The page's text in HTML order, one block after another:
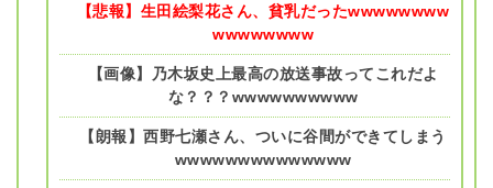
【悲報】生田絵梨花さん、貧乳だったwwwwwwww
wwwwwwww
【画像】乃木坂史上最高の放送事故ってこれだよ
な？？？wwwwwwwwww
【朗報】西野七瀬さん、ついに谷間ができてしまう
wwwwwwwwwwwwww